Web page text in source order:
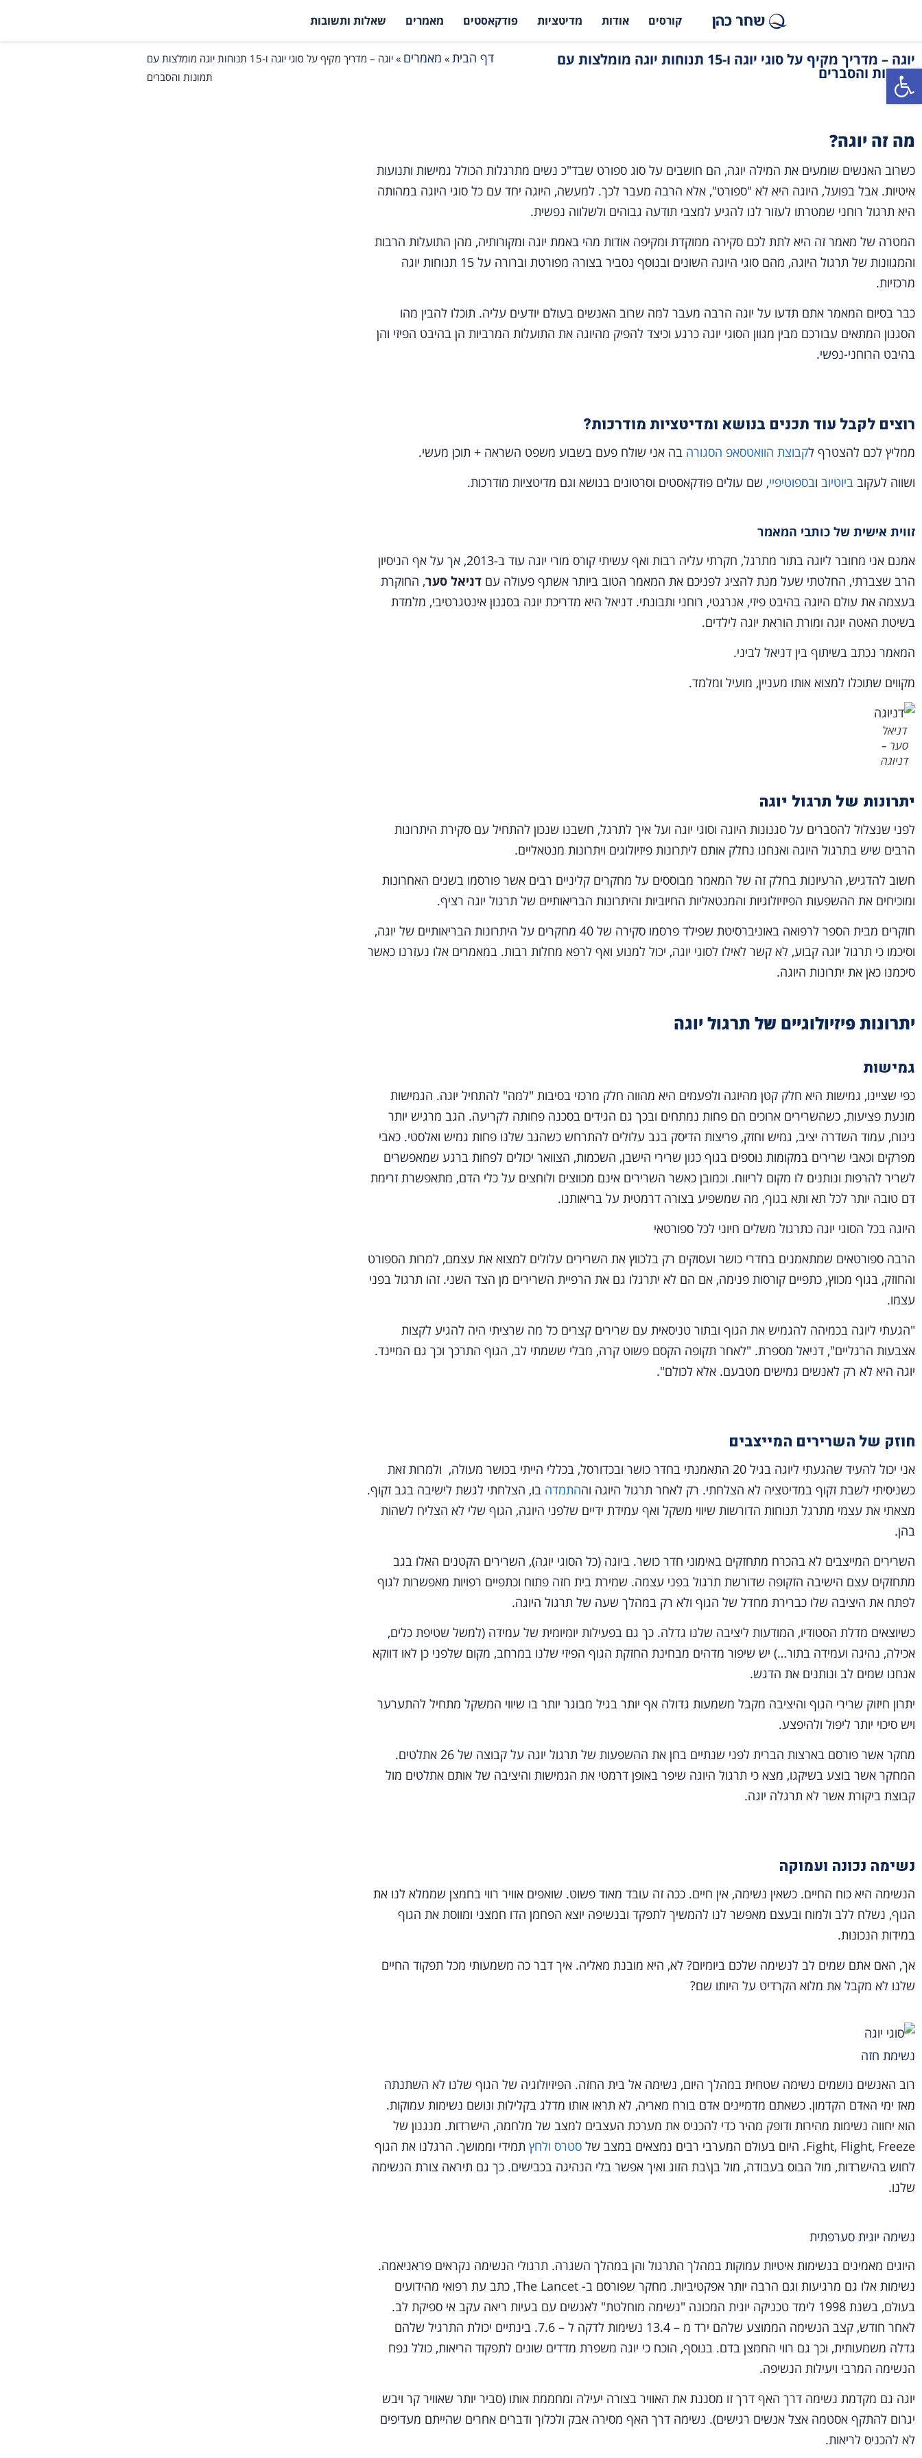
פתח סרגל נגישות
קורסים אודות מדיטציות פודקאסטים מאמרים שאלות ותשובות
יוגה – מדריך מקיף על סוגי יוגה ו-15 תנוחות יוגה מומלצות עם
תמונות והסברים
דף הבית » מאמרים »
יוגה – מדריך מקיף על סוגי יוגה ו-15 תנוחות יוגה מומלצות עם
תמונות והסברים
מה זה יוגה?
כשרוב האנשים שומעים את המילה יוגה, הם חושבים על סוג ספורט שבד"כ נשים מתרגלות הכולל גמישות ותנועות
איטיות. אבל בפועל, היוגה היא לא "ספורט", אלא הרבה מעבר לכך. למעשה, היוגה יחד עם כל סוגי היוגה במהותה
היא תרגול רוחני שמטרתו לעזור לנו להגיע למצבי תודעה גבוהים ולשלווה נפשית.
המטרה של מאמר זה היא לתת לכם סקירה ממוקדת ומקיפה אודות מהי באמת יוגה ומקורותיה, מהן התועלות הרבות
והמגוונות של תרגול היוגה, מהם סוגי היוגה השונים ובנוסף נסביר בצורה מפורטת וברורה על 15 תנוחות יוגה
מרכזיות.
כבר בסיום המאמר אתם תדעו על יוגה הרבה מעבר למה שרוב האנשים בעולם יודעים עליה. תוכלו להבין מהו
הסגנון המתאים עבורכם מבין מגוון הסוגי יוגה כרגע וכיצד להפיק מהיוגה את התועלות המרביות הן בהיבט הפיזי והן
בהיבט הרוחני-נפשי.
רוצים לקבל עוד תכנים בנושא ומדיטציות מודרכות?
ממליץ לכם להצטרף לקבוצת הוואטסאפ הסגורה בה אני שולח פעם בשבוע משפט השראה + תוכן מעשי.
ושווה לעקוב ביוטיוב ובספוטיפיי, שם עולים פודקאסטים וסרטונים בנושא וגם מדיטציות מודרכות.
זווית אישית של כותבי המאמר
אמנם אני מחובר ליוגה בתור מתרגל, חקרתי עליה רבות ואף עשיתי קורס מורי יוגה עוד ב-2013, אך על אף הניסיון
הרב שצברתי, החלטתי שעל מנת להציג לפניכם את המאמר הטוב ביותר אשתף פעולה עם דניאל סער, החוקרת
בעצמה את עולם היוגה בהיבט פיזי, אנרגטי, רוחני ותבונתי. דניאל היא מדריכת יוגה בסגנון אינטגרטיבי, מלמדת
בשיטת האטה יוגה ומורת הוראת יוגה לילדים.
המאמר נכתב בשיתוף בין דניאל לביני.
מקווים שתוכלו למצוא אותו מעניין, מועיל ומלמד.
דניאל
סער –
דניוגה
יתרונות של תרגול יוגה
לפני שנצלול להסברים על סגנונות היוגה וסוגי יוגה ועל איך לתרגל, חשבנו שנכון להתחיל עם סקירת היתרונות
הרבים שיש בתרגול היוגה ואנחנו נחלק אותם ליתרונות פיזיולוגים ויתרונות מנטאליים.
חשוב להדגיש, הרעיונות בחלק זה של המאמר מבוססים על מחקרים קליניים רבים אשר פורסמו בשנים האחרונות
ומוכיחים את ההשפעות הפיזיולוגיות והמנטאליות החיוביות והיתרונות הבריאותיים של תרגול יוגה רציף.
חוקרים מבית הספר לרפואה באוניברסיטת שפילד פרסמו סקירה של 40 מחקרים על היתרונות הבריאותיים של יוגה,
וסיכמו כי תרגול יוגה קבוע, לא קשר לאילו לסוגי יוגה, יכול למנוע ואף לרפא מחלות רבות. במאמרים אלו נעזרנו כאשר
סיכמנו כאן את יתרונות היוגה.
יתרונות פיזיולוגיים של תרגול יוגה
גמישות
כפי שציינו, גמישות היא חלק קטן מהיוגה ולפעמים היא מהווה חלק מרכזי בסיבות "למה" להתחיל יוגה. הגמישות
מונעת פציעות, כשהשרירים ארוכים הם פחות נמתחים ובכך גם הגידים בסכנה פחותה לקריעה. הגב מרגיש יותר
נינוח, עמוד השדרה יציב, גמיש וחזק, פריצות הדיסק בגב עלולים להתרחש כשהגב שלנו פחות גמיש ואלסטי. כאבי
מפרקים וכאבי שרירים במקומות נוספים בגוף כגון שרירי הישבן, השכמות, הצוואר יכולים לפחות ברגע שמאפשרים
לשריר להרפות ונותנים לו מקום לריווח. וכמובן כאשר השרירים אינם מכווצים ולוחצים על כלי הדם, מתאפשרת זרימת
דם טובה יותר לכל תא ותא בגוף, מה שמשפיע בצורה דרמטית על בריאותנו.
היוגה בכל הסוגי יוגה כתרגול משלים חיוני לכל ספורטאי
הרבה ספורטאים שמתאמנים בחדרי כושר ועסוקים רק בלכווץ את השרירים עלולים למצוא את עצמם, למרות הספורט
והחוזק, בגוף מכווץ, כתפיים קורסות פנימה, אם הם לא יתרגלו גם את הרפיית השרירים מן הצד השני. זהו תרגול בפני
עצמו.
"הגעתי ליוגה בכמיהה להגמיש את הגוף ובתור טניסאית עם שרירים קצרים כל מה שרציתי היה להגיע לקצות
אצבעות הרגליים", דניאל מספרת. "לאחר תקופה הקסם פשוט קרה, מבלי ששמתי לב, הגוף התרכך וכך גם המיינד.
יוגה היא לא רק לאנשים גמישים מטבעם. אלא לכולם".
חוזק של השרירים המייצבים
אני יכול להעיד שהגעתי ליוגה בגיל 20 התאמנתי בחדר כושר ובכדורסל, בכללי הייתי בכושר מעולה, ולמרות זאת
כשניסיתי לשבת זקוף במדיטציה לא הצלחתי. רק לאחר תרגול היוגה וההתמדה בו, הצלחתי לגשת לישיבה בגב זקוף.
מצאתי את עצמי מתרגל תנוחות הדורשות שיווי משקל ואף עמידת ידיים שלפני היוגה, הגוף שלי לא הצליח לשהות
בהן.
השרירים המייצבים לא בהכרח מתחזקים באימוני חדר כושר. ביוגה (כל הסוגי יוגה), השרירים הקטנים האלו בגב
מתחזקים עצם הישיבה הזקופה שדורשת תרגול בפני עצמה. שמירת בית חזה פתוח וכתפיים רפויות מאפשרות לגוף
לפתח את היציבה שלו כברירת מחדל של הגוף ולא רק במהלך שעה של תרגול היוגה.
כשיוצאים מדלת הסטודיו, המודעות ליציבה שלנו גדלה. כך גם בפעילות יומיומית של עמידה (למשל שטיפת כלים,
אכילה, נהיגה ועמידה בתור…) יש שיפור מדהים מבחינת החזקת הגוף הפיזי שלנו במרחב, מקום שלפני כן לאו דווקא
אנחנו שמים לב ונותנים את הדגש.
יתרון חיזוק שרירי הגוף והיציבה מקבל משמעות גדולה אף יותר בגיל מבוגר יותר בו שיווי המשקל מתחיל להתערער
ויש סיכוי יותר ליפול ולהיפצע.
מחקר אשר פורסם בארצות הברית לפני שנתיים בחן את ההשפעות של תרגול יוגה על קבוצה של 26 אתלטים.
המחקר אשר בוצע בשיקגו, מצא כי תרגול היוגה שיפר באופן דרמטי את הגמישות והיציבה של אותם אתלטים מול
קבוצת ביקורת אשר לא תרגלה יוגה.
נשימה נכונה ועמוקה
הנשימה היא כוח החיים. כשאין נשימה, אין חיים. ככה זה עובד מאוד פשוט. שואפים אוויר רווי בחמצן שממלא לנו את
הגוף, נשלח ללב ולמוח ובעצם מאפשר לנו להמשיך לתפקד ובנשיפה יוצא הפחמן הדו חמצני ומווסת את הגוף
במידות הנכונות.
אך, האם אתם שמים לב לנשימה שלכם ביומיום? לא, היא מובנת מאליה. איך דבר כה משמעותי מכל תפקוד החיים
שלנו לא מקבל את מלוא הקרדיט על היותו שם?
נשימת חזה
רוב האנשים נושמים נשימה שטחית במהלך היום, נשימה אל בית החזה. הפיזיולוגיה של הגוף שלנו לא השתנתה
מאז ימי האדם הקדמון. כשאתם מדמיינים אדם בורח מאריה, לא תראו אותו מדלג בקלילות ונושם נשימות עמוקות.
הוא יחווה נשימות מהירות ודופק מהיר כדי להכניס את מערכת העצבים למצב של מלחמה, הישרדות. מנגנון של
Fight, Flight, Freeze. היום בעולם המערבי רבים נמצאים במצב של
סטרס ולחץ תמידי וממושך. הרגלנו את הגוף
לחוש בהישרדות, מול הבוס בעבודה, מול בן\בת הזוג ואיך אפשר בלי הנהיגה בכבישים. כך גם תיראה צורת הנשימה
שלנו.
נשימה יוגית סערפתית
היוגים מאמינים בנשימות איטיות עמוקות במהלך התרגול והן במהלך השגרה. תרגולי הנשימה נקראים פראניאמה.
נשימות אלו גם מרגיעות וגם הרבה יותר אפקטיביות. מחקר שפורסם ב- The Lancet, כתב עת רפואי מהידועים
בעולם, בשנת 1998 לימד טכניקה יוגית המכונה "נשימה מוחלטת" לאנשים עם בעיות ריאה עקב אי ספיקת לב.
לאחר חודש, קצב הנשימה הממוצע שלהם ירד מ – 13.4 נשימות לדקה ל – 7.6. בינתיים יכולת התרגיל שלהם
גדלה משמעותית, וכך גם רווי החמצן בדם. בנוסף, הוכח כי יוגה משפרת מדדים שונים לתפקוד הריאות, כולל נפח
הנשימה המרבי ויעילות הנשיפה.
יוגה גם מקדמת נשימה דרך האף דרך זו מסננת את האוויר בצורה יעילה ומחממת אותו (סביר יותר שאוויר קר ויבש
יגרום להתקף אסטמה אצל אנשים רגישים). נשימה דרך האף מסירה אבק ולכלוך ודברים אחרים שהייתם מעדיפים
לא להכניס לריאות.